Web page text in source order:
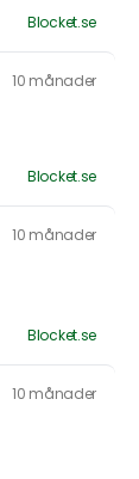
Blocket.se
10 månader
Blocket.se
10 månader
Blocket.se
10 månader